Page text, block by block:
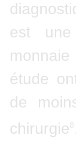
est
monnaie
étude
de
chirurgie8